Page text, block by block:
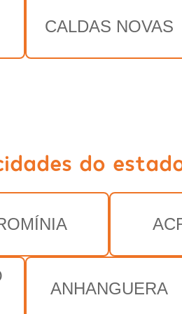
CALDAS NOVAS
do
ANHANGUERA